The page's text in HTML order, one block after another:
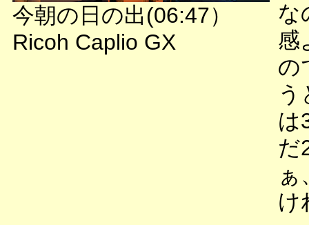
今朝の日の出(06:47）
Ricoh Caplio GX
な
感
の
う
は
だ
け